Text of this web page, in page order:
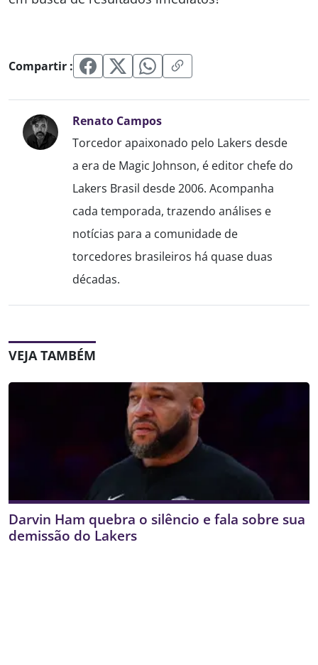
Compartir :
Renato Campos
Torcedor apaixonado pelo Lakers desde
a era de Magic Johnson, é editor chefe do
Lakers Brasil desde 2006. Acompanha
cada temporada, trazendo análises e
notícias para a comunidade de
torcedores brasileiros há quase duas
décadas.
VEJA TAMBÉM
Darvin Ham quebra o silêncio e fala sobre sua
demissão do Lakers